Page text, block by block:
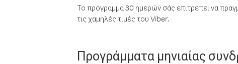
Το πρόγραμμα 30 ημερών σάς επιτρέπει να
τις χαμηλές τιμές του Viber.
Προγράμματα μηνιαίας